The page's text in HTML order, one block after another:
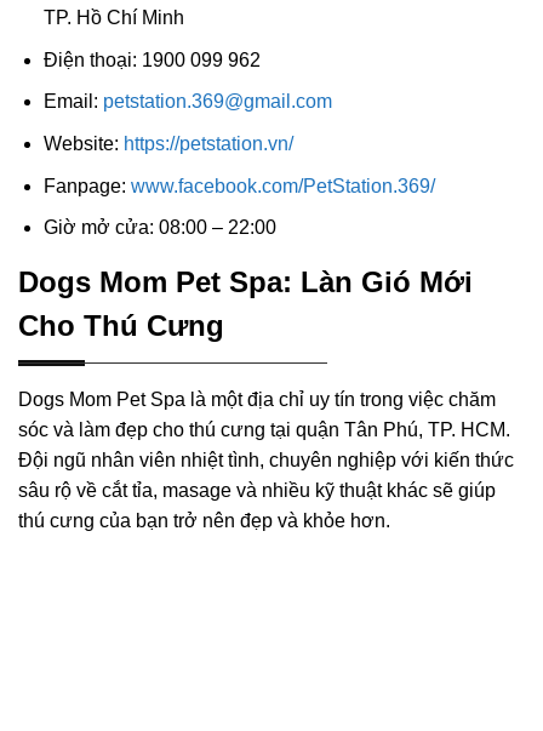
TP. Hồ Chí Minh
Điện thoại: 1900 099 962
Email: petstation.369@gmail.com
Website: https://petstation.vn/
Fanpage: www.facebook.com/PetStation.369/
Giờ mở cửa: 08:00 – 22:00
Dogs Mom Pet Spa: Làn Gió Mới
Cho Thú Cưng
Dogs Mom Pet Spa là một địa chỉ uy tín trong việc chăm
sóc và làm đẹp cho thú cưng tại quận Tân Phú, TP. HCM.
Đội ngũ nhân viên nhiệt tình, chuyên nghiệp với kiến thức
sâu rộ về cắt tỉa, masage và nhiều kỹ thuật khác sẽ giúp
thú cưng của bạn trở nên đẹp và khỏe hơn.